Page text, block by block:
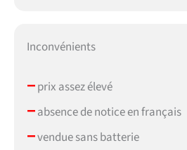
Inconvénients
–prix assez élevé
–absence de notice en français
–vendue sans batterie